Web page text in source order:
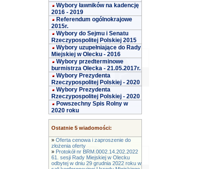
Wybory ławników na kadencję
2016 - 2019
Referendum ogólnokrajowe
2015r.
Wybory do Sejmu i Senatu
Rzeczypospolitej Polskiej 2015
Wybory uzupełniające do Rady
Miejskiej w Olecku - 2016
Wybory przedterminowe
burmistrza Olecka - 21.05.2017r.
Wybory Prezydenta
Rzeczypospolitej Polskiej - 2020
Wybory Prezydenta
Rzeczypospolitej Polskiej - 2020
Powszechny Spis Rolny w
2020 roku
Ostatnie 5 wiadomości:
» Oferta cenowa i zaproszenie do
złożenia oferty
» Protokół nr BRM.0002.14.202.2022
61. sesji Rady Miejskiej w Olecku
odbytej w dniu 29 grudnia 2022 roku w